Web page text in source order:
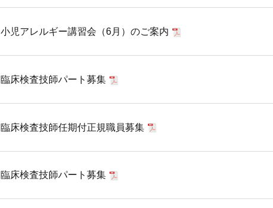
小児アレルギー講習会（6月）のご案内
臨床検査技師パート募集
臨床検査技師任期付正規職員募集
臨床検査技師パート募集